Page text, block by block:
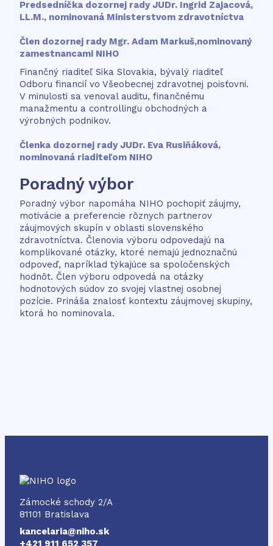
Predsedníčka dozornej rady JUDr. Ingrid Zajacová,
LL.M., nominovaná Ministerstvom zdravotníctva
Člen dozornej rady Mgr. Adam Markuš,nominovaný
zamestnancami NIHO
Finančný riaditeľ Sika Slovakia, bývalý riaditeľ
Odboru financií vo Všeobecnej zdravotnej poisťovni.
V minulosti sa venoval auditu, finančnému
manažmentu a controllingu obchodných a
výrobných podnikov.
Členka dozornej rady JUDr. Eva Rusiňáková,
nominovaná riaditeľom NIHO
Poradný výbor
Poradný výbor napomáha NIHO pochopiť záujmy,
motivácie a preferencie rôznych partnerov
záujmových skupín v oblasti slovenského
zdravotníctva. Členovia výboru odpovedajú na
komplikované otázky, ktoré nemajú jednoznačnú
odpoveď, napríklad týkajúce sa spoločenských
hodnôt. Člen výboru odpovedá na otázky
hodnotových súdov zo svojej vlastnej osobnej
pozície. Prináša znalosť kontextu záujmovej skupiny,
ktorá ho nominovala.
NIHO
Zámocké schody 2/A
81101 Bratislava
kancelaria@niho.sk
+421 911 652 357